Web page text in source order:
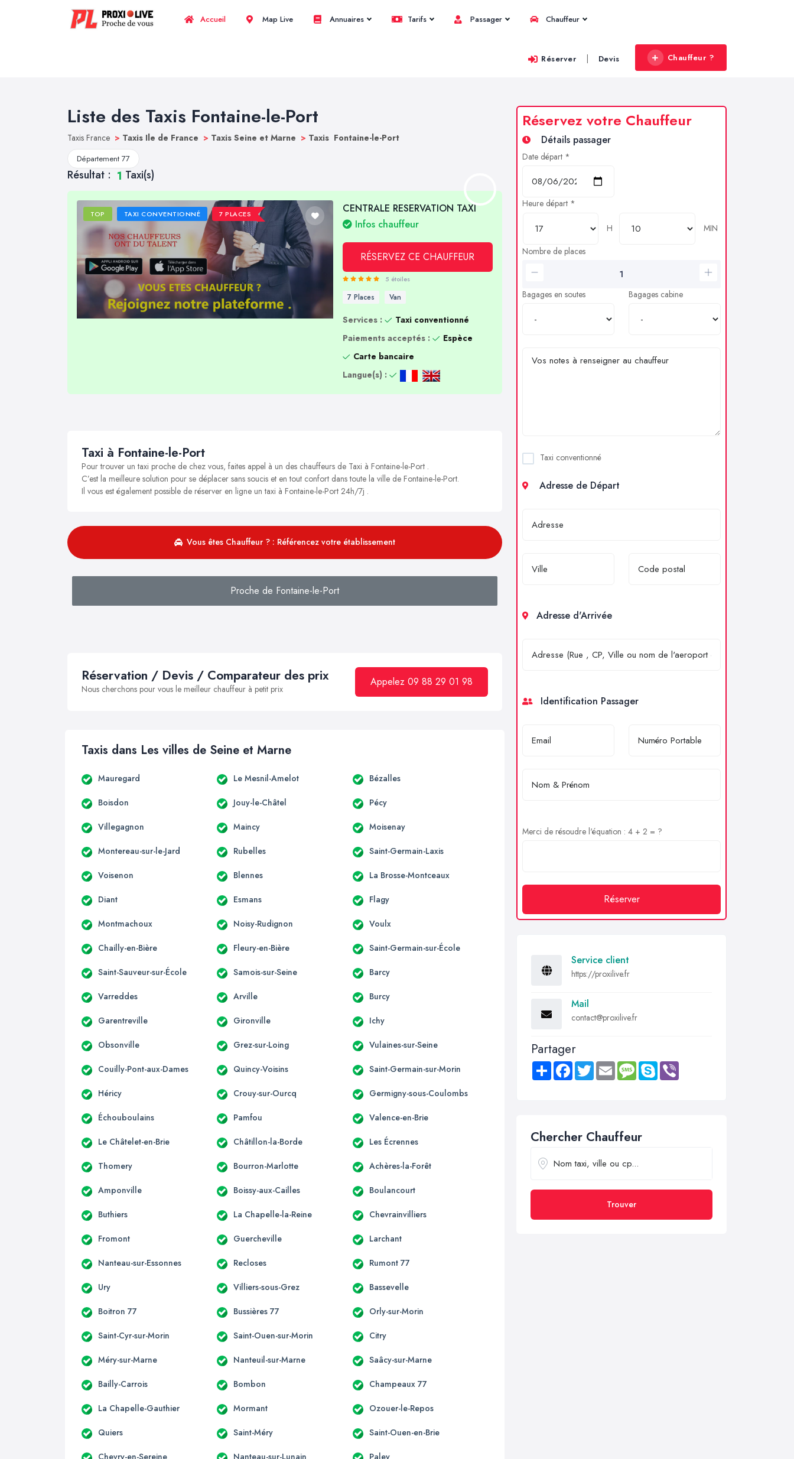
Accueil Map Live Annuaires Tarifs Passager Chauffeur
Réserver | Devis Chauffeur ?
Liste des Taxis Fontaine-le-Port
Taxis France > Taxis Ile de France > Taxis Seine et Marne > Taxis Fontaine-le-Port
Département 77
Résultat : 1 Taxi(s)
TOP TAXI CONVENTIONNÉ 7 PLACES
CENTRALE RESERVATION TAXI
Infos chauffeur
RÉSERVEZ CE CHAUFFEUR
5 étoiles
7 Places Van
Services :
Taxi conventionné
Paiements acceptés :
Espèce
Carte bancaire
Langue(s) :
Taxi à Fontaine-le-Port
Pour trouver un taxi proche de chez vous, faites appel à un des chauffeurs de Taxi à Fontaine-le-Port .
C’est la meilleure solution pour se déplacer sans soucis et en tout confort dans toute la ville de Fontaine-le-Port.
Il vous est également possible de réserver en ligne un taxi à Fontaine-le-Port 24h/7j .
Vous êtes Chauffeur ? : Référencez votre établissement
Proche de Fontaine-le-Port
Réservation / Devis / Comparateur des prix
Nous cherchons pour vous le meilleur chauffeur à petit prix
Appelez 09 88 29 01 98
Taxis dans Les villes de Seine et Marne
Mauregard Le Mesnil-Amelot Bézalles
Boisdon Jouy-le-Châtel Pécy
Villegagnon Maincy Moisenay
Montereau-sur-le-Jard Rubelles Saint-Germain-Laxis
Voisenon Blennes La Brosse-Montceaux
Diant Esmans Flagy
Montmachoux Noisy-Rudignon Voulx
Chailly-en-Bière Fleury-en-Bière Saint-Germain-sur-École
Saint-Sauveur-sur-École Samois-sur-Seine Barcy
Varreddes Arville Burcy
Garentreville Gironville Ichy
Obsonville Grez-sur-Loing Vulaines-sur-Seine
Couilly-Pont-aux-Dames Quincy-Voisins Saint-Germain-sur-Morin
Héricy Crouy-sur-Ourcq Germigny-sous-Coulombs
Échouboulains Pamfou Valence-en-Brie
Le Châtelet-en-Brie Châtillon-la-Borde Les Écrennes
Thomery Bourron-Marlotte Achères-la-Forêt
Amponville Boissy-aux-Cailles Boulancourt
Buthiers La Chapelle-la-Reine Chevrainvilliers
Fromont Guercheville Larchant
Nanteau-sur-Essonnes Recloses Rumont 77
Ury Villiers-sous-Grez Bassevelle
Boitron 77 Bussières 77 Orly-sur-Morin
Saint-Cyr-sur-Morin Saint-Ouen-sur-Morin Citry
Méry-sur-Marne Nanteuil-sur-Marne Saâcy-sur-Marne
Bailly-Carrois Bombon Champeaux 77
La Chapelle-Gauthier Mormant Ozouer-le-Repos
Quiers Saint-Méry Saint-Ouen-en-Brie
Chevry-en-Sereine Nanteau-sur-Lunain Paley
Réservez votre Chauffeur
Détails passager
Date départ *
Heure départ *
H
MIN
Nombre de places
Bagages en soutes Bagages cabine
Taxi conventionné
Adresse de Départ
Adresse d'Arrivée
Identification Passager
Merci de résoudre l'équation : 4 + 2 = ?
Réserver
Service client
https://proxilive.fr
Mail
contact@proxilive.fr
Partager
Share FacebookTwitter Email MessageSkype
Chercher Chauffeur
Trouver